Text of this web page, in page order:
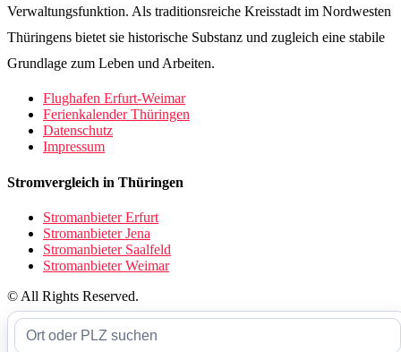
Verwaltungsfunktion. Als traditionsreiche Kreisstadt im Nordwesten
Thüringens bietet sie historische Substanz und zugleich eine stabile
Grundlage zum Leben und Arbeiten.
Flughafen Erfurt-Weimar
Ferienkalender Thüringen
Datenschutz
Impressum
Stromvergleich in Thüringen
Stromanbieter Erfurt
Stromanbieter Jena
Stromanbieter Saalfeld
Stromanbieter Weimar
© All Rights Reserved.